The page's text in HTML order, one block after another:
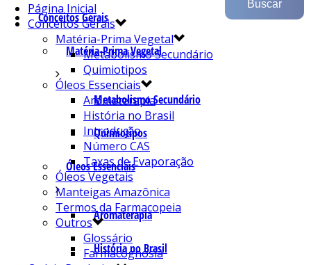
Conceitos Gerais
Matéria-Prima Vegetal
Metabolismo Secundário
Quimiotipos
Óleos Essenciais
Aromaterapia
História no Brasil
Página Inicial
Conceitos Gerais
Matéria-Prima Vegetal
Metabolismo Secundário
Quimiotipos
Óleos Essenciais
Aromaterapia
História no Brasil
Introdução
Número CAS
Taxas de Evaporação
Óleos Vegetais
Manteigas Amazônica
Termos da Farmacopeia
Outros
Glossário
Farmacognosia